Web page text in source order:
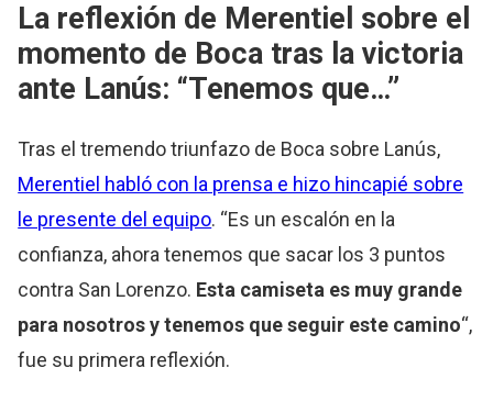
La reflexión de Merentiel sobre el
momento de Boca tras la victoria
ante Lanús: “Tenemos que…”
Tras el tremendo triunfazo de Boca sobre Lanús,
Merentiel habló con la prensa e hizo hincapié sobre
le presente del equipo. “Es un escalón en la
confianza, ahora tenemos que sacar los 3 puntos
contra San Lorenzo. Esta camiseta es muy grande
para nosotros y tenemos que seguir este camino“,
fue su primera reflexión.